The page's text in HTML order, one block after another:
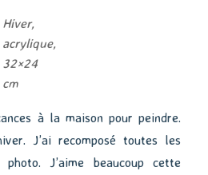
Hiver,
acrylique,
32×24
cm
à la maison pour peindre.
J’ai recomposé toutes les
photo. J’aime beaucoup cette